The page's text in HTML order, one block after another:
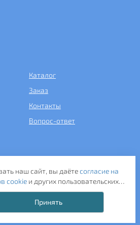
Каталог
Заказ
Контакты
Вопрос-ответ
д. 29, стр. 35
наш сайт, вы даётесогласие на
cookieи других пользовательских
сведения о местоположении,
на сайте и т. п.) для
проведения статистических
и использования систем
Принять